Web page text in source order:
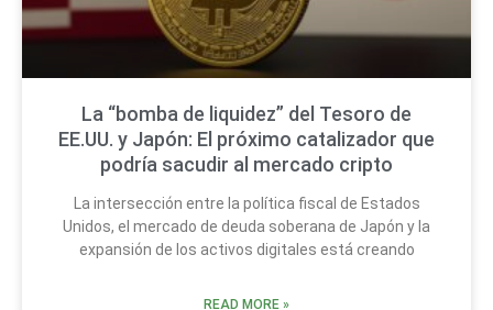
La “bomba de liquidez” del Tesoro de
EE.UU. y Japón: El próximo catalizador que
podría sacudir al mercado cripto
La intersección entre la política fiscal de Estados
Unidos, el mercado de deuda soberana de Japón y la
expansión de los activos digitales está creando
READ MORE »